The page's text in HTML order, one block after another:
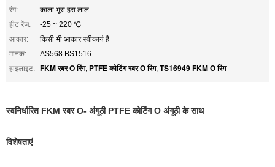
रंग:
काला भूरा हरा लाल
हीट रेंज:
-25 ~ 220 ℃
आकार:
किसी भी आकार स्वीकार्य है
मानक:
AS568 BS1516
हाइलाइट: FKM रबर O रिंग, PTFE कोटिंग रबर O रिंग, TS16949 FKM O रिंग
स्वनिर्धारित FKM रबर O- अंगूठी PTFE कोटिंग O अंगूठी के साथ
विशेषताएं